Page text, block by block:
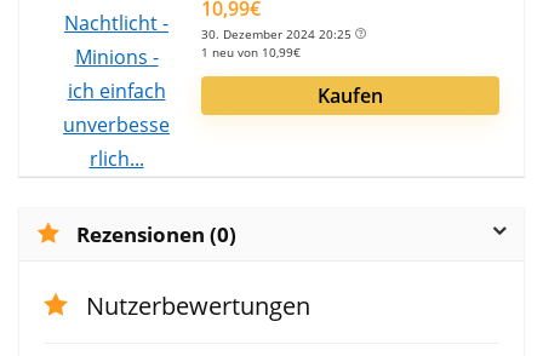
10,99€
30. Dezember 2024 20:25
1 neu von 10,99€
Kaufen
Rezensionen (0)
Nutzerbewertungen